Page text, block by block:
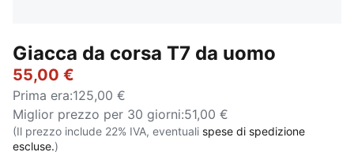
Giacca da corsa T7 da uomo
55,00 €
Prima era:125,00 €
Miglior prezzo per 30 giorni:51,00 €
(Il prezzo include 22% IVA, eventuali spese di spedizione
escluse.)